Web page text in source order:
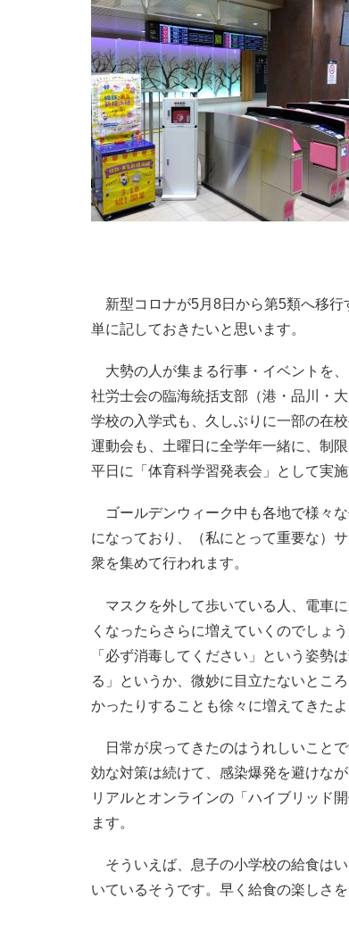
新型コロナが5月8日から第5類へ移行
単に記しておきたいと思います。
大勢の人が集まる行事・イベントを
社労士会の臨海統括支部（港・品川・
学校の入学式も、久しぶりに一部の在
運動会も、土曜日に全学年一緒に、制
平日に「体育科学習発表会」として実
ゴールデンウィーク中も各地で様々
になっており、（私にとって重要な）
衆を集めて行われます。
マスクを外して歩いている人、電車
くなったらさらに増えていくのでしょ
「必ず消毒してください」という姿勢
る」というか、微妙に目立たないとこ
かったりすることも徐々に増えてきた
日常が戻ってきたのはうれしいこと
効な対策は続けて、感染爆発を避けな
リアルとオンラインの「ハイブリッド
ます。
そういえば、息子の小学校の給食は
いているそうです。早く給食の楽しさ